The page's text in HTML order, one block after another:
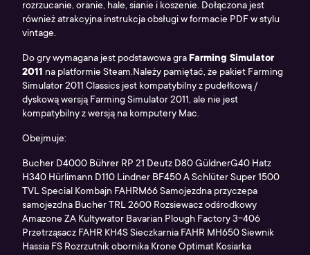
rozrzucanie, oranie, hale, sianie i koszenie. Dołączona jest
również atrakcyjna instrukcja obsługi w formacie PDF w stylu
vintage.
Do gry wymagana jest podstawowa gra Farming Simulator
2011 na platformie Steam.Należy pamiętać, że pakiet Farming
Simulator 2011 Classics jest kompatybilny z pudełkową /
dyskową wersją Farming Simulator 2011, ale nie jest
kompatybilny z wersją na komputery Mac.
Obejmuje:
Bucher D4000 Bührer RP 21 Deutz D80 GüldnerG40 Hatz
H340 Hürlimann D110 Lindner BF450 A Schlüter Super 1500
TVL Special Kombajn FAHRM66 Samojezdna przyczepa
samojezdna Bucher TRL 2600 Rozsiewacz odśrodkowy
Amazone ZA Kultywator Bavarian Plough Factory 3-406
Przetrząsacz FAHR KH4S Sieczkarnia FAHR MH650 Siewnik
Hassia FS Rozrzutnik obornika Krone Optimat Kosiarka